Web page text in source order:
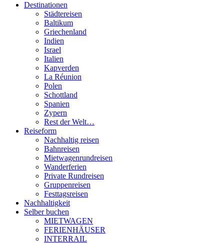
Destinationen
Städtereisen
Baltikum
Griechenland
Indien
Israel
Italien
Kapverden
La Réunion
Polen
Schottland
Spanien
Zypern
Rest der Welt…
Reiseform
Nachhaltig reisen
Bahnreisen
Mietwagenrundreisen
Wanderferien
Private Rundreisen
Gruppenreisen
Festtagsreisen
Nachhaltigkeit
Selber buchen
MIETWAGEN
FERIENHÄUSER
INTERRAIL